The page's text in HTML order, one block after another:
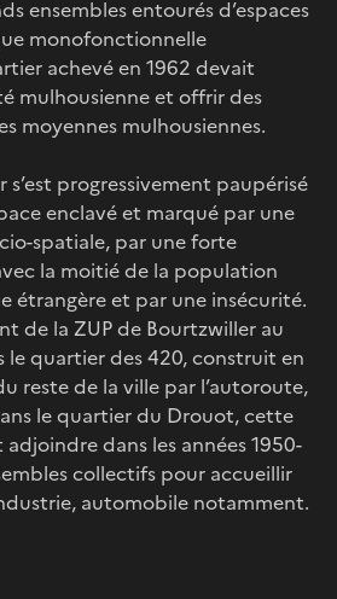
ensembles entourés d’espaces
monofonctionnelle
achevé en 1962 devait
mulhousienne et offrir des
moyennes mulhousiennes.
progressivement paupérisé
enclavé et marqué par une
spatiale, par une forte
la moitié de la population
étrangère et par une insécurité.
de la ZUP de Bourtzwiller au
le quartier des 420, construit en
reste de la ville par l’autoroute,
le quartier du Drouot, cette
dans les années 1950-
collectifs pour accueillir
automobile notamment.